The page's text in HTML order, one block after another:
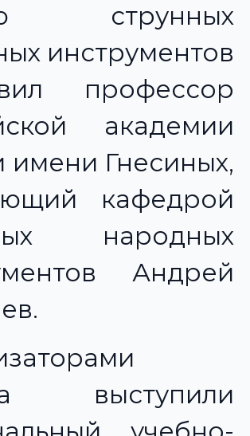
струнных
инструментов
профессор
академии
имени Гнесиных,
кафедрой
народных
Андрей
выступили